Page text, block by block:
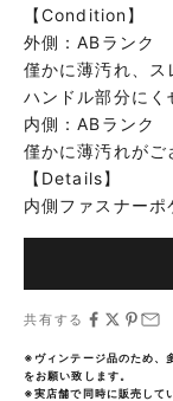
【Condition】
外側：ABランク
僅かに薄汚れ、ス
ハンドル部分にく
内側：ABランク
僅かに薄汚れがご
【Details】
内側ファスナーポ
共有する
※ヴィンテージ品のため、
をお願い致します。
※実店舗で同時に販売して